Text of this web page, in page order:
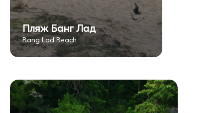
Пляж Банг Лад
Bang Lad Beach